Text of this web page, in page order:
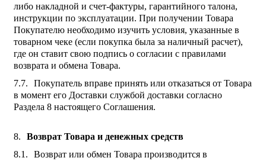
либо накладной и счет-фактуры, гарантийного талона,
инструкции по эксплуатации. При получении Товара
Покупателю необходимо изучить условия, указанные в
товарном чеке (если покупка была за наличный расчет),
где он ставит свою подпись о согласии с правилами
возврата и обмена Товара.
Покупатель вправе принять или отказаться от Товара
в момент его Доставки службой доставки согласно
Раздела 8 настоящего Соглашения.
Возврат Товара и денежных средств
Возврат или обмен Товара производится в